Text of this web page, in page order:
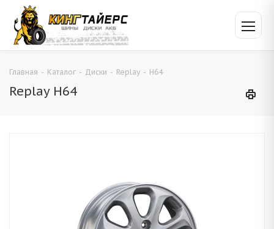
Главная - Каталог - Диски - Replay - H64
Replay H64